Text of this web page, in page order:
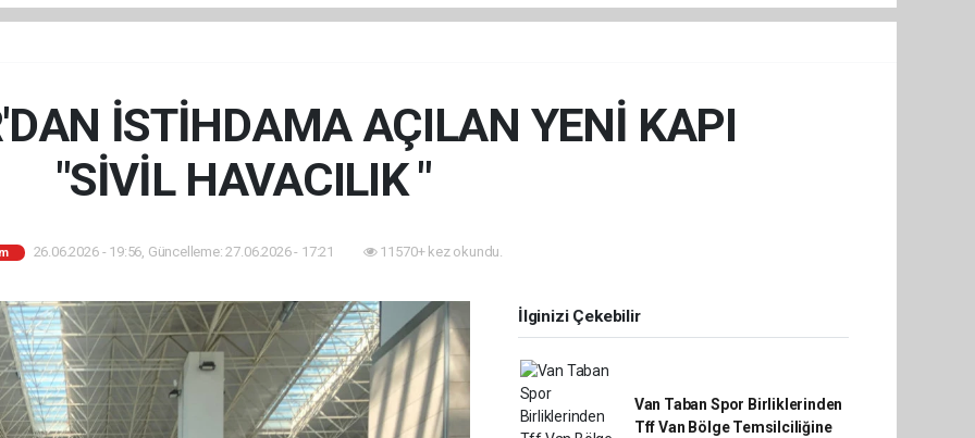
İSTİHDAMA AÇILAN YENİ KAPI
"SİVİL HAVACILIK "
26.06.2026 - 19:56, Güncelleme: 27.06.2026 - 17:21 11570+ kez okundu.
İlginizi Çekebilir
Van Taban Spor Birliklerinden
Tff Van Bölge Temsilciliğine